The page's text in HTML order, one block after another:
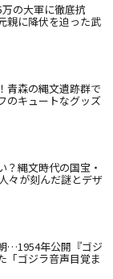
万の大軍に徹底抗
親に降伏を迫った武
青森の縄文遺跡群で
のキュートなグッズ
？縄文時代の国宝・
々が刻んだ謎とデザ
…1954年公開『ゴジ
「ゴジラ音声目覚ま